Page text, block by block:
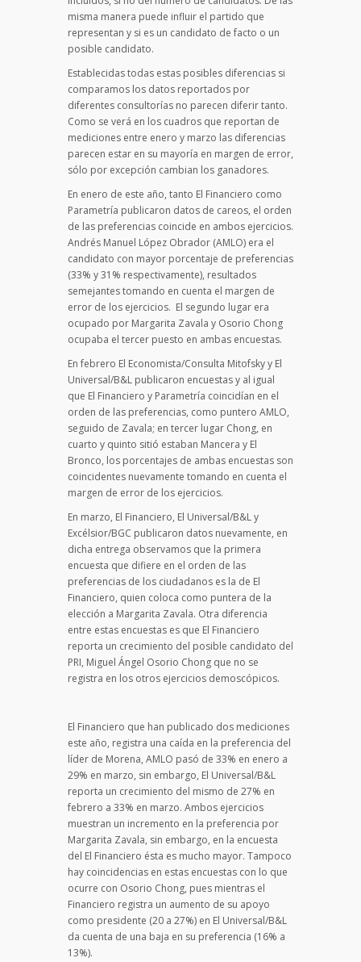
misma manera puede influir el partido que
representan y si es un candidato de facto o un
posible candidato.
Establecidas todas estas posibles diferencias si
comparamos los datos reportados por
diferentes consultorías no parecen diferir tanto.
Como se verá en los cuadros que reportan de
mediciones entre enero y marzo las diferencias
parecen estar en su mayoría en margen de error,
sólo por excepción cambian los ganadores.
En enero de este año, tanto El Financiero como
Parametría publicaron datos de careos, el orden
de las preferencias coincide en ambos ejercicios.
Andrés Manuel López Obrador (AMLO) era el
candidato con mayor porcentaje de preferencias
(33% y 31% respectivamente), resultados
semejantes tomando en cuenta el margen de
error de los ejercicios. El segundo lugar era
ocupado por Margarita Zavala y Osorio Chong
ocupaba el tercer puesto en ambas encuestas.
En febrero El Economista/Consulta Mitofsky y El
Universal/B&L publicaron encuestas y al igual
que El Financiero y Parametría coincidían en el
orden de las preferencias, como puntero AMLO,
seguido de Zavala; en tercer lugar Chong, en
cuarto y quinto sitió estaban Mancera y El
Bronco, los porcentajes de ambas encuestas son
coincidentes nuevamente tomando en cuenta el
margen de error de los ejercicios.
En marzo, El Financiero, El Universal/B&L y
Excélsior/BGC publicaron datos nuevamente, en
dicha entrega observamos que la primera
encuesta que difiere en el orden de las
preferencias de los ciudadanos es la de El
Financiero, quien coloca como puntera de la
elección a Margarita Zavala. Otra diferencia
entre estas encuestas es que El Financiero
reporta un crecimiento del posible candidato del
PRI, Miguel Ángel Osorio Chong que no se
registra en los otros ejercicios demoscópicos.
El Financiero que han publicado dos mediciones
este año, registra una caída en la preferencia del
líder de Morena, AMLO pasó de 33% en enero a
29% en marzo, sin embargo, El Universal/B&L
reporta un crecimiento del mismo de 27% en
febrero a 33% en marzo. Ambos ejercicios
muestran un incremento en la preferencia por
Margarita Zavala, sin embargo, en la encuesta
del El Financiero ésta es mucho mayor. Tampoco
hay coincidencias en estas encuestas con lo que
ocurre con Osorio Chong, pues mientras el
Financiero registra un aumento de su apoyo
como presidente (20 a 27%) en El Universal/B&L
da cuenta de una baja en su preferencia (16% a
13%).